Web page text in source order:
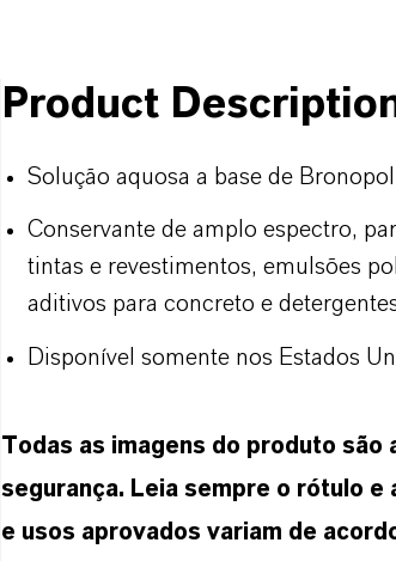
Product
Solução aquosa a base de Bronopol
Conservante de amplo espectro,
tintas e revestimentos, emulsões
aditivos para concreto e
Disponível somente nos Estados
Todas as imagens do produto
segurança. Leia sempre o rótulo
e usos aprovados variam de